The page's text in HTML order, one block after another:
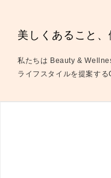
美しくあること
私たちは Beauty &
ライフスタイルを提案する